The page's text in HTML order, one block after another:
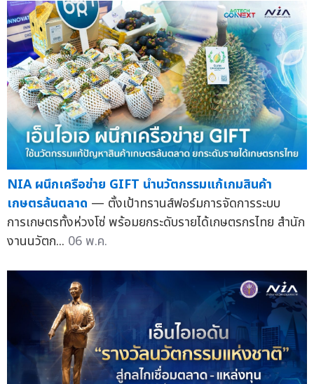
NIA ผนึกเครือข่าย GIFT นำนวัตกรรมแก้เกมสินค้า
เกษตรล้นตลาด — ตั้งเป้าทรานส์ฟอร์มการจัดการระบบ
การเกษตรทั้งห่วงโซ่ พร้อมยกระดับรายได้เกษตรกรไทย สำนัก
งานนวัตก... 06 พ.ค.